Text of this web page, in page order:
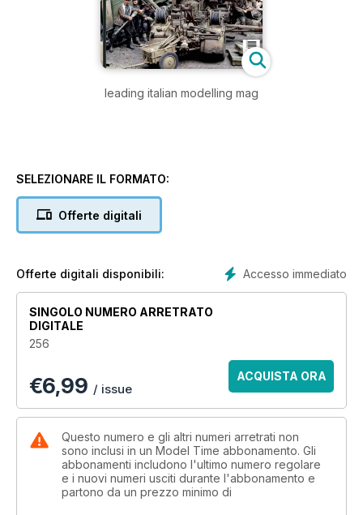
leading italian modelling mag
SELEZIONARE IL FORMATO:
Offerte digitali
Accesso immediato
Offerte digitali disponibili:
SINGOLO NUMERO ARRETRATO
DIGITALE
256
€6,99 / issue
ACQUISTA ORA
Questo numero e gli altri numeri arretrati non
sono inclusi in un Model Time abbonamento. Gli
abbonamenti includono l'ultimo numero regolare
e i nuovi numeri usciti durante l'abbonamento e
partono da un prezzo minimo di